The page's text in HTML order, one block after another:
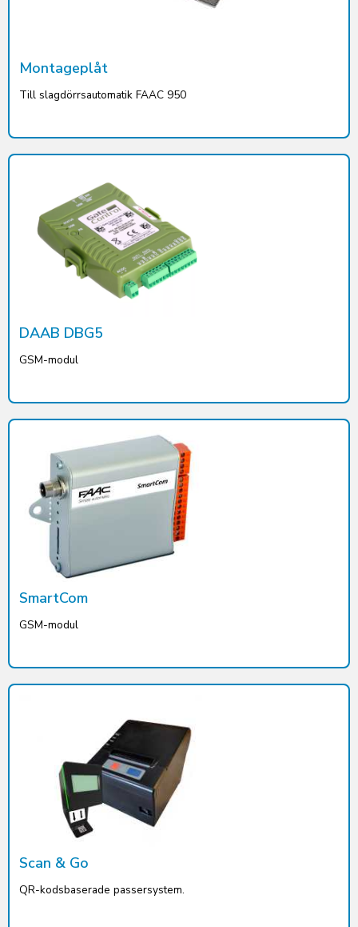
Montageplåt
Till slagdörrsautomatik FAAC 950
DAAB DBG5
GSM-modul
SmartCom
GSM-modul
Scan & Go
QR-kodsbaserade passersystem.